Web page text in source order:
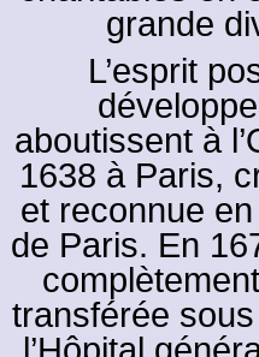
grande
L’esprit
aboutissent à
1638 à Paris,
et reconnue
de Paris. En
transférée